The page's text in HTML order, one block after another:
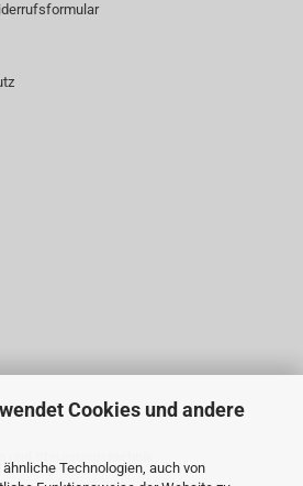
Cookies und andere
Technologien, auch von